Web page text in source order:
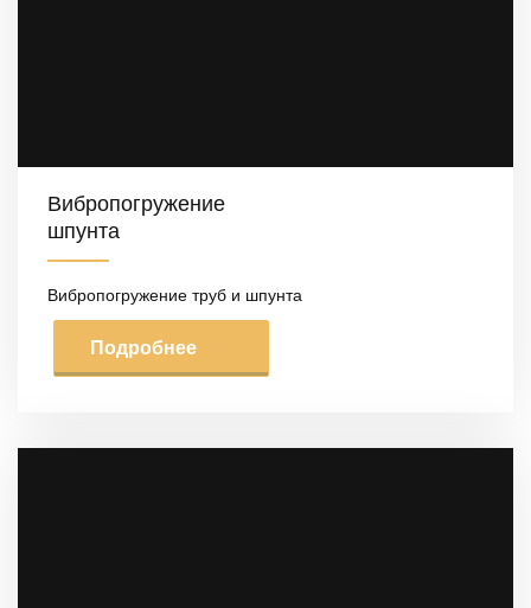
Вибропогружение
шпунта
Вибропогружение труб и шпунта
Подробнее